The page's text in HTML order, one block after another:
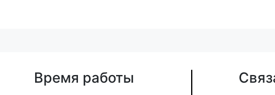
Время работы